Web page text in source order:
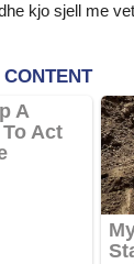
kjo sjell me